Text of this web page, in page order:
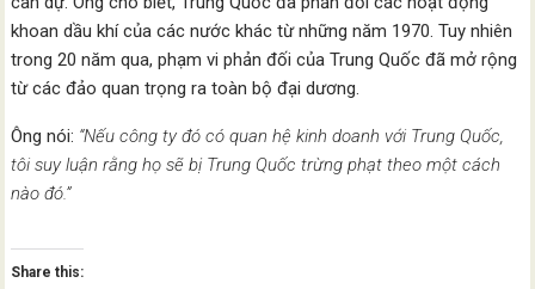
khoan dầu khí của các nước khác từ những năm 1970. Tuy nhiên
trong 20 năm qua, phạm vi phản đối của Trung Quốc đã mở rộng
từ các đảo quan trọng ra toàn bộ đại dương.
Ông nói: “Nếu công ty đó có quan hệ kinh doanh với Trung Quốc,
tôi suy luận rằng họ sẽ bị Trung Quốc trừng phạt theo một cách
nào đó.”
Share this: